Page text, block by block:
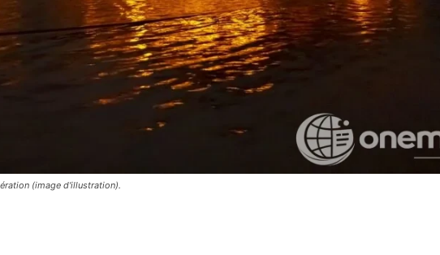
(image d'illustration).